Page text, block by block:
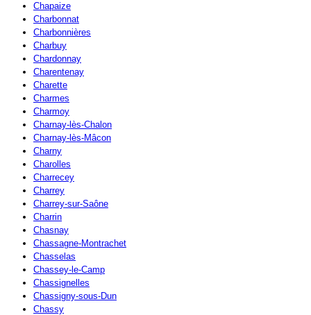
Chapaize
Charbonnat
Charbonnières
Charbuy
Chardonnay
Charentenay
Charette
Charmes
Charmoy
Charnay-lès-Chalon
Charnay-lès-Mâcon
Charny
Charolles
Charrecey
Charrey
Charrey-sur-Saône
Charrin
Chasnay
Chassagne-Montrachet
Chasselas
Chassey-le-Camp
Chassignelles
Chassigny-sous-Dun
Chassy